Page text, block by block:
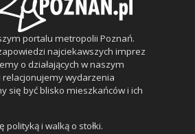
portalu metropolii Poznań.
najciekawszych imprez
o działających w naszym
wydarzenia
się być blisko mieszkańców i ich
i walką o stołki.